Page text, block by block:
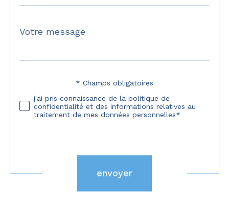
Fieldset
défaut
Message
*
Validation* Champs obligatoires
j'ai pris connaissance de la politique de
confidentialité et des informations relatives au
traitement de mes données personnelles*
envoyer